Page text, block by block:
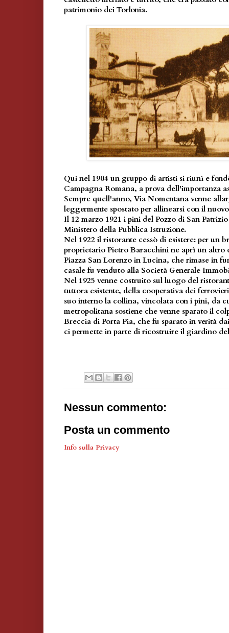
patrimonio dei Torlonia.
Qui nel 1904 un gruppo di artisti si riunì e
Campagna Romana, a prova dell'importanza
Sempre quell'anno, Via Nomentana venne
leggermente spostato per allinearsi con il
Il 12 marzo 1921 i pini del Pozzo di San
Ministero della Pubblica Istruzione.
Nel 1922 il ristorante cessò di esistere: per un
proprietario Pietro Baracchini ne aprì un altro
Piazza San Lorenzo in Lucina, che rimase in
casale fu venduto alla Società Generale
Nel 1925 venne costruito sul luogo del
tuttora esistente, della cooperativa dei
suo interno la collina, vincolata con i pini, da
metropolitana sostiene che venne sparato il
Breccia di Porta Pia, che fu sparato in verità
ci permette in parte di ricostruire il giardino
Nessun commento:
Posta un commento
Info sulla Privacy